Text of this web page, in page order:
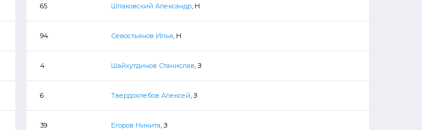
65 Шпаковский Александр , Н
94 Севостьянов Илья , Н
4 Шайхутдинов Станислав , З
6 Твердохлебов Алексей , З
39 Егоров Никита , З